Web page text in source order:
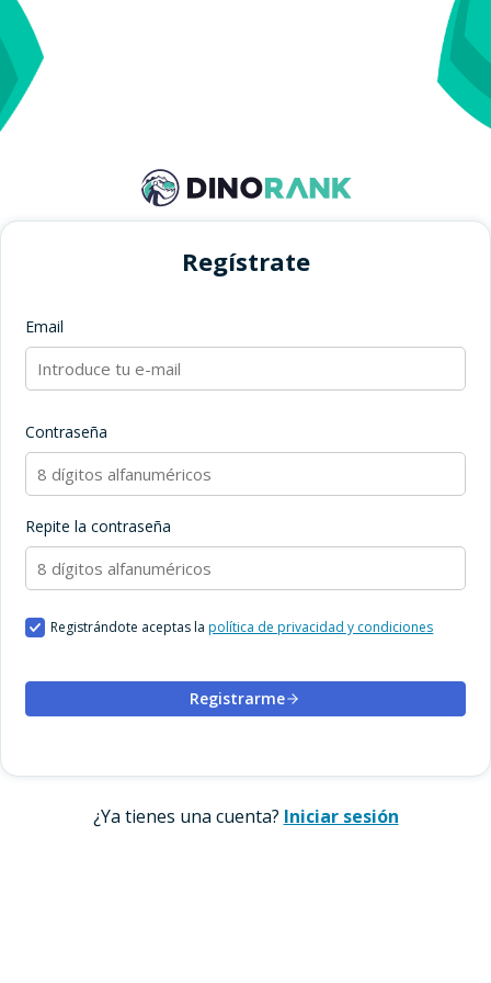
Regístrate
Email
Contraseña
Repite la contraseña
Registrándote aceptas lapolítica de privacidad y condiciones
Registrarme
¿Ya tienes una cuenta? Iniciar sesión